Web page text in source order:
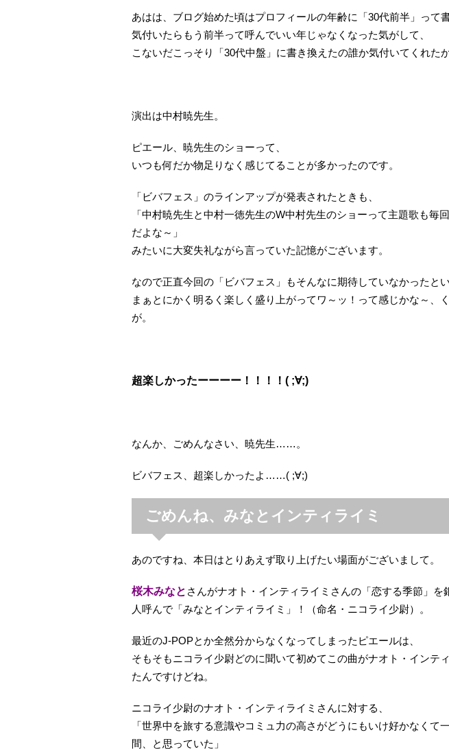
あはは、ブログ始めた頃はプロフィールの年齢に「30代前半」って
気付いたらもう前半って呼んでいい年じゃなくなった気がして、
こないだこっそり「30代中盤」に書き換えたの誰か気付いてくれ
演出は中村暁先生。
ピエール、暁先生のショーって、
いつも何だか物足りなく感じてることが多かったのです。
「ビバフェス」のラインアップが発表されたときも、
「中村暁先生と中村一徳先生のW中村先生のショーって主題歌も毎
だよな～」
みたいに大変失礼ながら言っていた記憶がございます。
なので正直今回の「ビバフェス」もそんなに期待していなかったとい
まぁとにかく明るく楽しく盛り上がってワ～ッ！って感じかな～、
が。
超楽しかったーーーー！！！！( ;∀;)
なんか、ごめんなさい、暁先生……。
ビバフェス、超楽しかったよ……( ;∀;)
ごめんね、みなとインティライミ
あのですね、本日はとりあえず取り上げたい場面がございまして。
桜木みなと さんがナオト・インティライミさんの「恋する季節」を
人呼んで「みなとインティライミ」！（命名・ニコライ少尉）。
最近のJ-POPとか全然分からなくなってしまったピエールは、
そもそもニコライ少尉どのに聞いて初めてこの曲がナオト・インテ
たんですけどね。
ニコライ少尉のナオト・インティライミさんに対する、
「世界中を旅する意識やコミュ力の高さがどうにもいけ好かなくて
間、と思っていた」